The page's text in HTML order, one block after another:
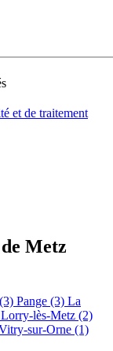
et de traitement
Metz
Pange (3) La
Lorry-lès-Metz (2)
sur-Orne (1)